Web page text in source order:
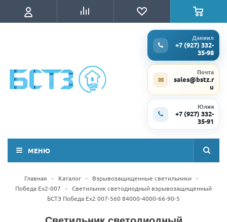
Даниил
+7 (927) 332-
35-98
✉
Почта
sales@bstz.r
u
Юлия
+7 (927) 332-
35-91
МЕНЮ
Главная - Каталог - Взрывозащищенные светильники -
Победа Ex2-007
- Светильник светодиодный взрывозащищенный
БСТЗ Победа Ex2 007-560 84000-4000-66-90-5